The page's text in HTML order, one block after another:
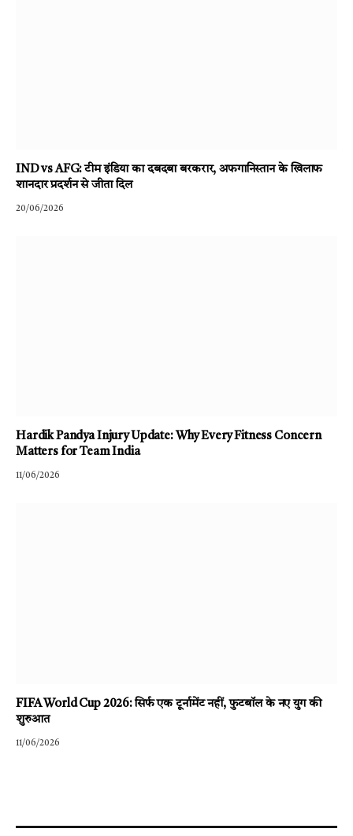
IND vs AFG: टीम इंडिया का दबदबा बरकरार, अफगानिस्तान के खिलाफ
शानदार प्रदर्शन से जीता दिल
20/06/2026
Hardik Pandya Injury Update: Why Every Fitness Concern
Matters for Team India
11/06/2026
FIFA World Cup 2026: सिर्फ एक टूर्नामेंट नहीं, फुटबॉल के नए युग की
शुरुआत
11/06/2026